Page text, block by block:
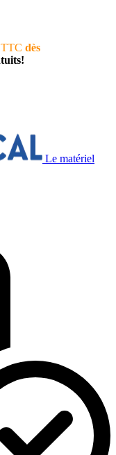
dès
Le matériel